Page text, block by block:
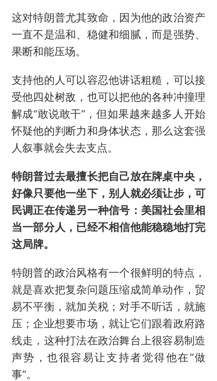
这对特朗普尤其致命，因为他的政治资产
一直不是温和、稳健和细腻，而是强势、
果断和能压场。
支持他的人可以容忍他讲话粗糙，可以接
受他四处树敌，也可以把他的各种冲撞理
解成“敢说敢干”，但如果越来越多人开始
怀疑他的判断力和身体状态，那么这套强
人叙事就会失去支点。
特朗普过去最擅长把自己放在牌桌中央，
好像只要他一坐下，别人就必须让步，可
民调正在传递另一种信号：美国社会里相
当一部分人，已经不相信他能稳稳地打完
这局牌。
特朗普的政治风格有一个很鲜明的特点，
就是喜欢把复杂问题压缩成简单动作，贸
易不平衡，就加关税；对手不听话，就施
压；企业想要市场，就让它们跟着政府路
线走，这种打法在政治舞台上很容易制造
声势，也很容易让支持者觉得他在“做
事”。